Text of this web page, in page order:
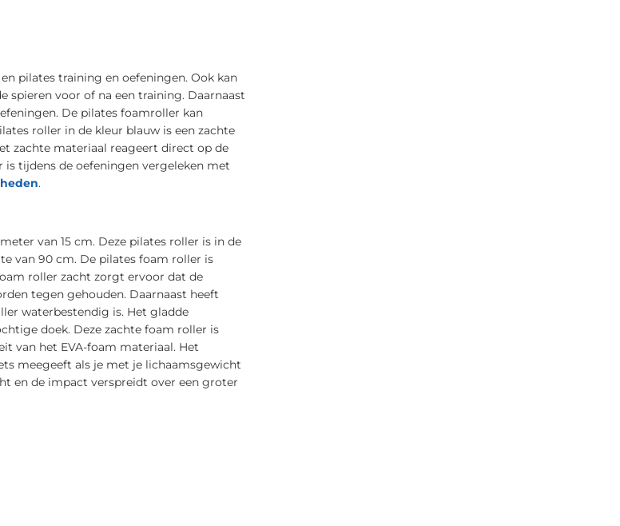
pilates training en oefeningen. Ook kan
voor of na een training. Daarnaast
De pilates foamroller kan
roller in de kleur blauw is een zachte
zachte materiaal reageert direct op de
tijdens de oefeningen vergeleken met
.
van 15 cm. Deze pilates roller is in de
van 90 cm. De pilates foam roller is
roller zacht zorgt ervoor dat de
tegen gehouden. Daarnaast heeft
waterbestendig is. Het gladde
doek. Deze zachte foam roller is
van het EVA-foam materiaal. Het
meegeeft als je met je lichaamsgewicht
en de impact verspreidt over een groter